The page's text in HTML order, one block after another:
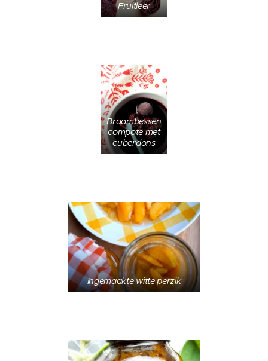
Fruitleer
Braambessen
compote met
cuberdons
Ingemaakte witte perzik